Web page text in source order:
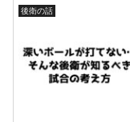
後衛の話